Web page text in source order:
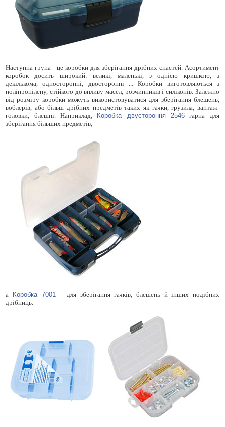
Наступна група - це коробки для зберігання дрібних снастей. Асортимент
коробок досить широкий: великі, маленькі, з однією кришкою, з
декількома, односторонні, двосторонні ... Коробки виготовляються з
поліпропілену, стійкого до впливу масел, розчинників і силіконів. Залежно
від розміру коробки можуть використовуватися для зберігання блешень,
воблерів, або більш дрібних предметів таких як гачки, грузила, вантаж-
головки, блешні. Наприклад,
Коробка двустороння 2546 гарна для
зберігання більших предметів,
а Коробка 7001– для зберігання гачків, блешень й інших подібних
дрібниць.